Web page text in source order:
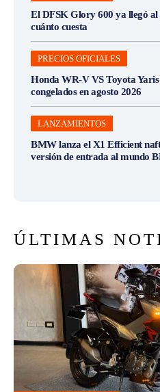
El DFSK Glory 600 ya llegó al
cuánto cuesta
PRECIOS OFICIALES
Honda WR-V VS Toyota
congelados en agosto 2026
LANZAMIENTOS
BMW lanza el X1 Efficient
versión de entrada al mundo
ÚLTIMAS